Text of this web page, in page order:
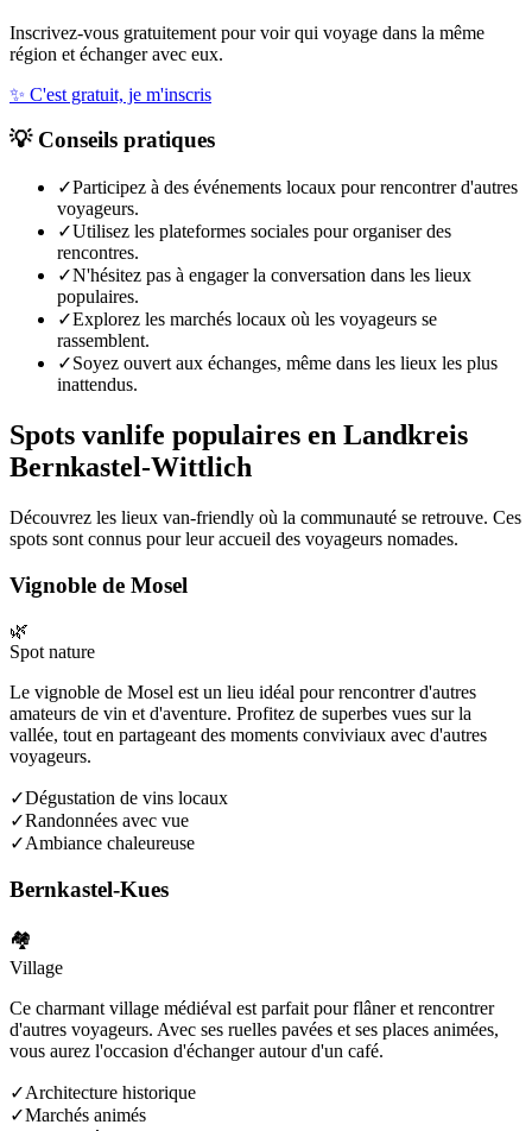
Inscrivez-vous gratuitement pour voir qui voyage dans la même
région et échanger avec eux.
✨ C'est gratuit, je m'inscris
💡Conseils pratiques
✓Participez à des événements locaux pour rencontrer d'autres
voyageurs.
✓Utilisez les plateformes sociales pour organiser des
rencontres.
✓N'hésitez pas à engager la conversation dans les lieux
populaires.
✓Explorez les marchés locaux où les voyageurs se
rassemblent.
✓Soyez ouvert aux échanges, même dans les lieux les plus
inattendus.
Spots vanlife populaires en Landkreis
Bernkastel-Wittlich
Découvrez les lieux van-friendly où la communauté se retrouve. Ces
spots sont connus pour leur accueil des voyageurs nomades.
Vignoble de Mosel
🌿
Spot nature
Le vignoble de Mosel est un lieu idéal pour rencontrer d'autres
amateurs de vin et d'aventure. Profitez de superbes vues sur la
vallée, tout en partageant des moments conviviaux avec d'autres
voyageurs.
✓Dégustation de vins locaux
✓Randonnées avec vue
✓Ambiance chaleureuse
Bernkastel-Kues
🏘️
Village
Ce charmant village médiéval est parfait pour flâner et rencontrer
d'autres voyageurs. Avec ses ruelles pavées et ses places animées,
vous aurez l'occasion d'échanger autour d'un café.
✓Architecture historique
✓Marchés animés